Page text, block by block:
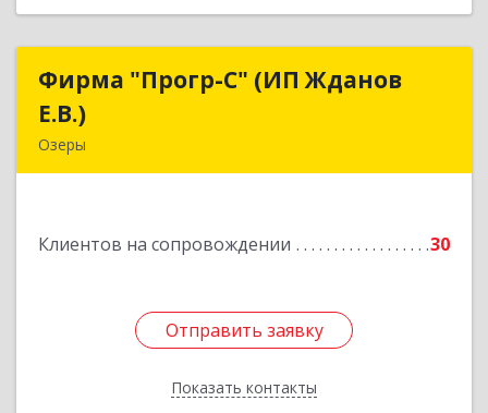
Фирма "Прогр-С" (ИП Жданов
Е.В.)
Озеры
Клиентов на сопровождении 30
Отправить заявку
Показать контакты
Фирма "Прогр-С" (ИП Жданов
Подробнее
Отправить заявку
Назад